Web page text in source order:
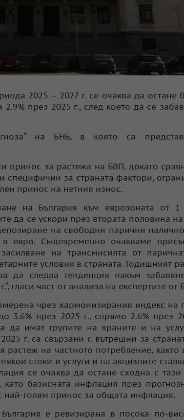
2025 – 2027 г. се очаква да остане
през 2025 г., след което да се
на БНБ, в която са
принос за растежа на БВП, докато
специфични за страната фактори,
принос на нетния износ.
на България към еврозоната от
да се ускори през втората половина на
на свободни парични
евро. Същевременно очакваме
на трансмисията от
условия в страната. Годишният
да следва тенденция накъм
гласи част от анализа на експертите от
чрез хармонизирания индекс на
3.6% през 2025 г., спрямо 2.6% през
да имат групите на храните и на
г. са свързани с вътрешни за
растеж на частното потребление,
стоки и услуги и на акцизните
се очаква да остане сходна с
базисната инфлация през
най-голям принос за общата инфлация.
е ревизирана в посока по-